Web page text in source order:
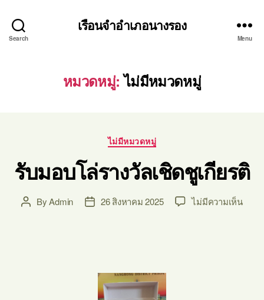
Search
เรือนจำอำเภอนางรอง
Menu
หมวดหมู่: ไม่มีหมวดหมู่
ไม่มีหมวดหมู่
รับมอบโล่รางวัลเชิดชูเกียรติ
ByAdmin 26 สิงหาคม 2025 ไม่มีความเห็น